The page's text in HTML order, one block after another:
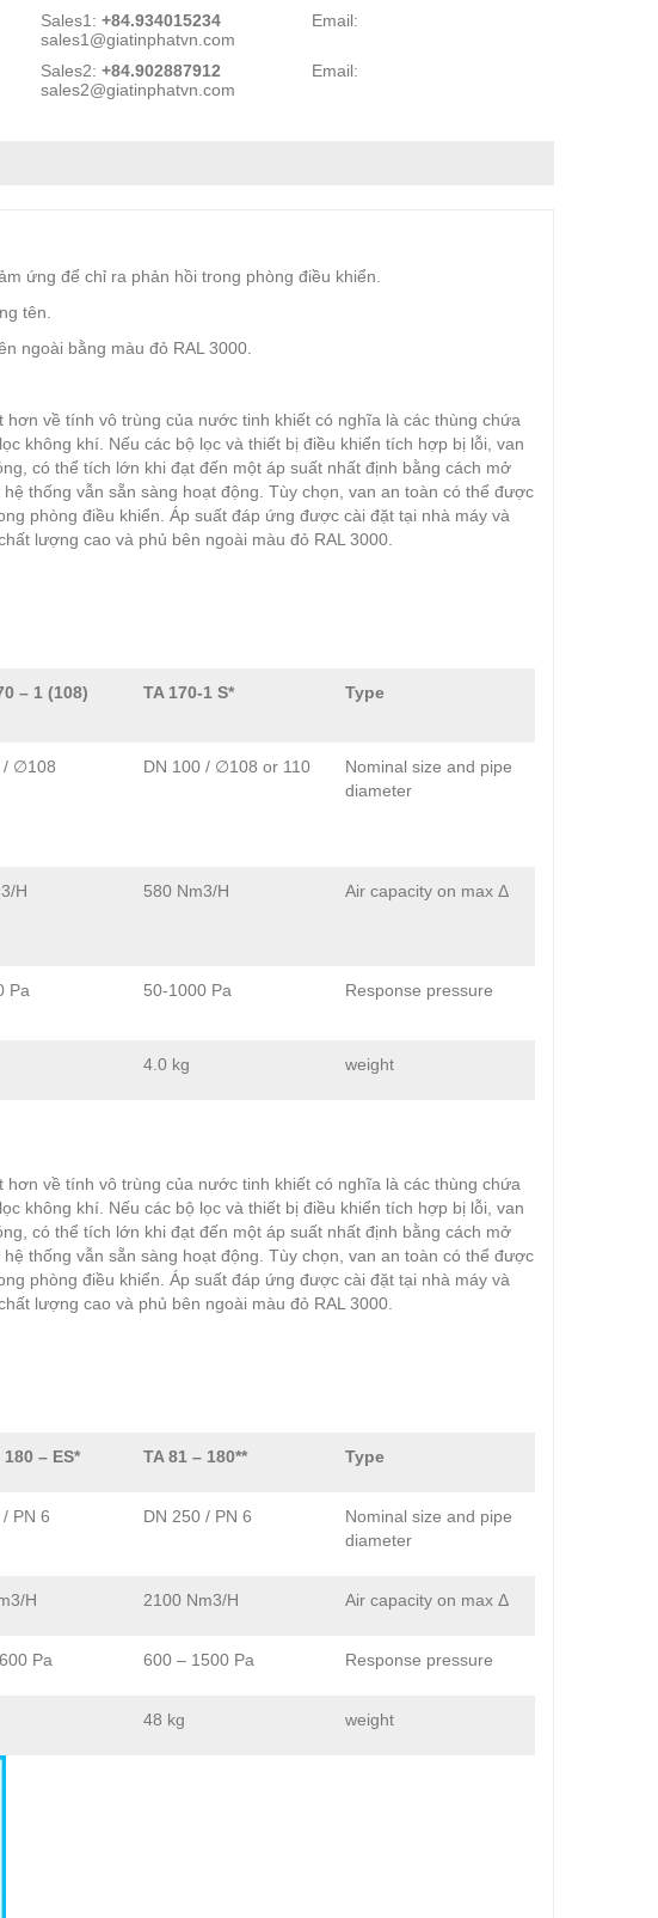
Sales1: +84.934015234 Email:
sales1@giatinphatvn.com
Sales2: +84.902887912 Email:
sales2@giatinphatvn.com
ứng để chỉ ra phản hồi trong phòng điều khiển.
tên.
ngoài bằng màu đỏ RAL 3000.
về tính vô trùng của nước tinh khiết có nghĩa là các thùng chứa
không khí. Nếu các bộ lọc và thiết bị điều khiển tích hợp bị lỗi, van
có thể tích lớn khi đạt đến một áp suất nhất định bằng cách mở
thống vẫn sẵn sàng hoạt động. Tùy chọn, van an toàn có thể được
phòng điều khiển. Áp suất đáp ứng được cài đặt tại nhà máy và
lượng cao và phủ bên ngoài màu đỏ RAL 3000.
– 1 (108) TA 170-1 S* Type
/ ∅108 DN 100 / ∅108 or 110
Nominal size and pipe
diameter
H 580 Nm3/H Air capacity on max Δ
Pa 50-1000 Pa Response pressure
4.0 kg weight
về tính vô trùng của nước tinh khiết có nghĩa là các thùng chứa
không khí. Nếu các bộ lọc và thiết bị điều khiển tích hợp bị lỗi, van
có thể tích lớn khi đạt đến một áp suất nhất định bằng cách mở
thống vẫn sẵn sàng hoạt động. Tùy chọn, van an toàn có thể được
phòng điều khiển. Áp suất đáp ứng được cài đặt tại nhà máy và
lượng cao và phủ bên ngoài màu đỏ RAL 3000.
180 – ES* TA 81 – 180** Type
PN 6 DN 250 / PN 6
Nominal size and pipe
diameter
H 2100 Nm3/H Air capacity on max Δ
Pa 600 – 1500 Pa Response pressure
48 kg weight